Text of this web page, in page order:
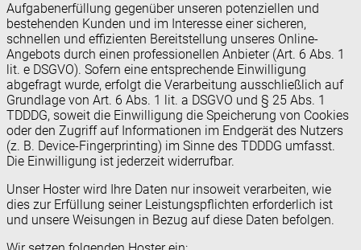
Aufgabenerfüllung gegenüber unseren potenziellen und
bestehenden Kunden und im Interesse einer sicheren,
schnellen und effizienten Bereitstellung unseres Online-
Angebots durch einen professionellen Anbieter (Art. 6 Abs. 1
lit. e DSGVO). Sofern eine entsprechende Einwilligung
abgefragt wurde, erfolgt die Verarbeitung ausschließlich auf
Grundlage von Art. 6 Abs. 1 lit. a DSGVO und § 25 Abs. 1
TDDDG, soweit die Einwilligung die Speicherung von Cookies
oder den Zugriff auf Informationen im Endgerät des Nutzers
(z. B. Device-Fingerprinting) im Sinne des TDDDG umfasst.
Die Einwilligung ist jederzeit widerrufbar.
Unser Hoster wird Ihre Daten nur insoweit verarbeiten, wie
dies zur Erfüllung seiner Leistungspflichten erforderlich ist
und unsere Weisungen in Bezug auf diese Daten befolgen.